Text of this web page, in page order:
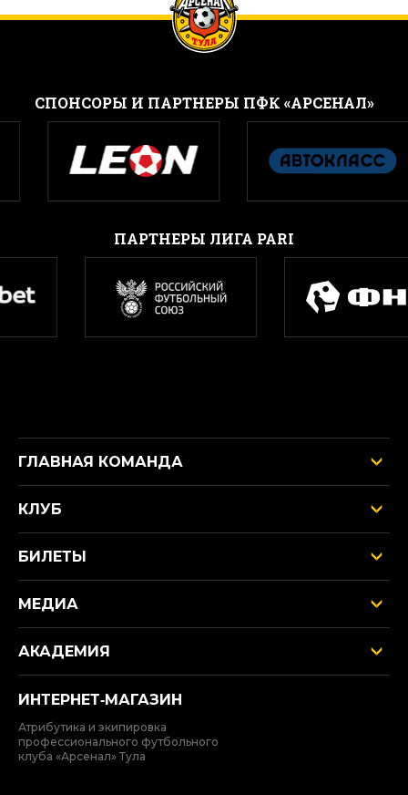
CПОНСОРЫ И ПАРТНЕРЫ ПФК «АРСЕНАЛ»
ПАРТНЕРЫ ЛИГА PARI
ГЛАВНАЯ КОМАНДА
КЛУБ
БИЛЕТЫ
МЕДИА
АКАДЕМИЯ
ИНТЕРНЕТ‑МАГАЗИН
Атрибутика и экипировка
профессионального футбольного
клуба «Арсенал» Тула